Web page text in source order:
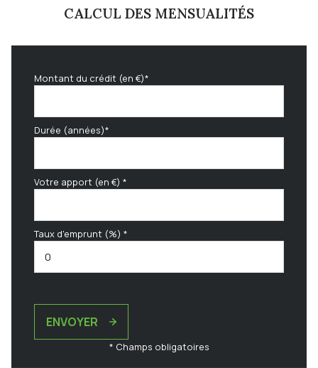
CALCUL DES MENSUALITÉS
Montant du crédit (en €)*
Durée (années)*
Votre apport (en €) *
Taux d'emprunt (%) *
ENVOYER
* Champs obligatoires